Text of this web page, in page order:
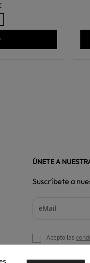
ÚNETE A
Suscríbete a
Acepto las